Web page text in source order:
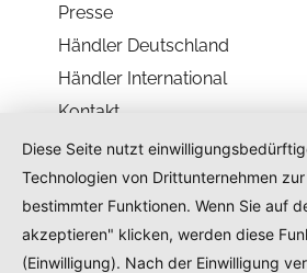
Presse
Händler Deutschland
Händler International
Kontakt
Kontakt
AMG UG (haftungsbeschränkt)
Diese Seite nutzt
Technologien von Drittunternehmen
bestimmter Funktionen. Wenn Sie auf
akzeptieren" klicken, werden diese
(Einwilligung). Nach der Einwilligung